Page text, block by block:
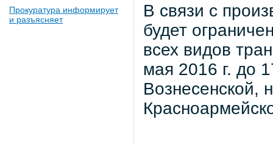
Прокуратура информирует
и разъясняет
В связи с
будет
всех видов
мая 2016 г. до
Вознесенской,